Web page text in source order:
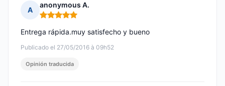
A
anonymous A.
Nota: 5 de 5
Publicado el 27/05/2016 à 09h52
Entrega rápida.muy satisfecho y bueno
Opinión traducida